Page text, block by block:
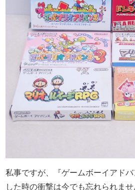
私事ですが、『ゲームボーイアド
した時の衝撃は今でも忘れられませ